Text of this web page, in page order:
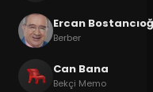
Ercan
Berber
Can Bana
Bekçi Memo